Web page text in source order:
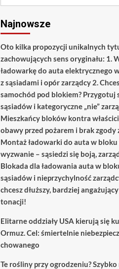
Najnowsze
Oto kilka propozycji unikalnych
zachowujących sens oryginału: 1.
ładowarkę do auta elektrycznego
z sąsiadami i opór zarządcy 2.
samochód pod blokiem? Przygotuj
sąsiadów i kategoryczne „nie”
Mieszkańcy bloków kontra
obawy przed pożarem i brak zgody
Montaż ładowarki do auta w bloku
wyzwanie – sąsiedzi się boją,
Blokada dla ładowania auta w
sąsiadów i nieprzychylność
chcesz dłuższy, bardziej
tonacji!
Elitarne oddziały USA kierują się
Ormuz. Cel: śmiertelnie
chowanego
Te rośliny przy ogrodzeniu?